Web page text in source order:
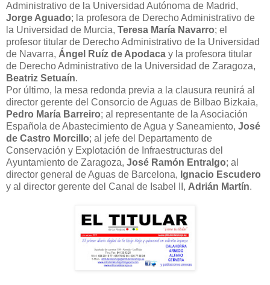
Administrativo de la Universidad Autónoma de Madrid,
Jorge Aguado; la profesora de Derecho Administrativo de
la Universidad de Murcia, Teresa María Navarro; el
profesor titular de Derecho Administrativo de la Universidad
de Navarra, Ángel Ruíz de Apodaca y la profesora titular
de Derecho Administrativo de la Universidad de Zaragoza,
Beatriz Setuaín.
Por último, la mesa redonda previa a la clausura reunirá al
director gerente del Consorcio de Aguas de Bilbao Bizkaia,
Pedro María Barreiro; al representante de la Asociación
Española de Abastecimiento de Agua y Saneamiento, José
de Castro Morcillo; al jefe del Departamento de
Conservación y Explotación de Infraestructuras del
Ayuntamiento de Zaragoza, José Ramón Entralgo; al
director general de Aguas de Barcelona, Ignacio Escudero
y al director gerente del Canal de Isabel II, Adrián Martín.